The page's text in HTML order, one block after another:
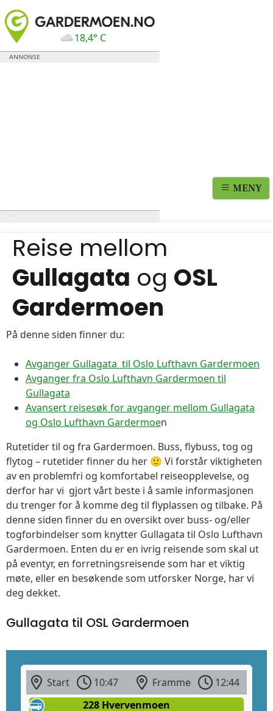
18,4° C
MENY
Reise mellom
Gullagata og OSL
Gardermoen
På denne siden finner du:
Avganger Gullagata til Oslo Lufthavn Gardermoen
Avganger fra Oslo Lufthavn Gardermoen til
Gullagata
Avansert reisesøk for avganger mellom Gullagata
og Oslo Lufthavn Gardermoen
Rutetider til og fra Gardermoen. Buss, flybuss, tog og
flytog – rutetider finner du her 🙂 Vi forstår viktigheten
av en problemfri og komfortabel reiseopplevelse, og
derfor har vi gjort vårt beste i å samle informasjonen
du trenger for å komme deg til flyplassen og tilbake. På
denne siden finner du en oversikt over buss- og/eller
togforbindelser som knytter Gullagata til Oslo Lufthavn
Gardermoen. Enten du er en ivrig reisende som skal ut
på eventyr, en forretningsreisende som har et viktig
møte, eller en besøkende som utforsker Norge, har vi
deg dekket.
Gullagata til OSL Gardermoen
Start 10:47 Framme
12:44
228 Hvervenmoen